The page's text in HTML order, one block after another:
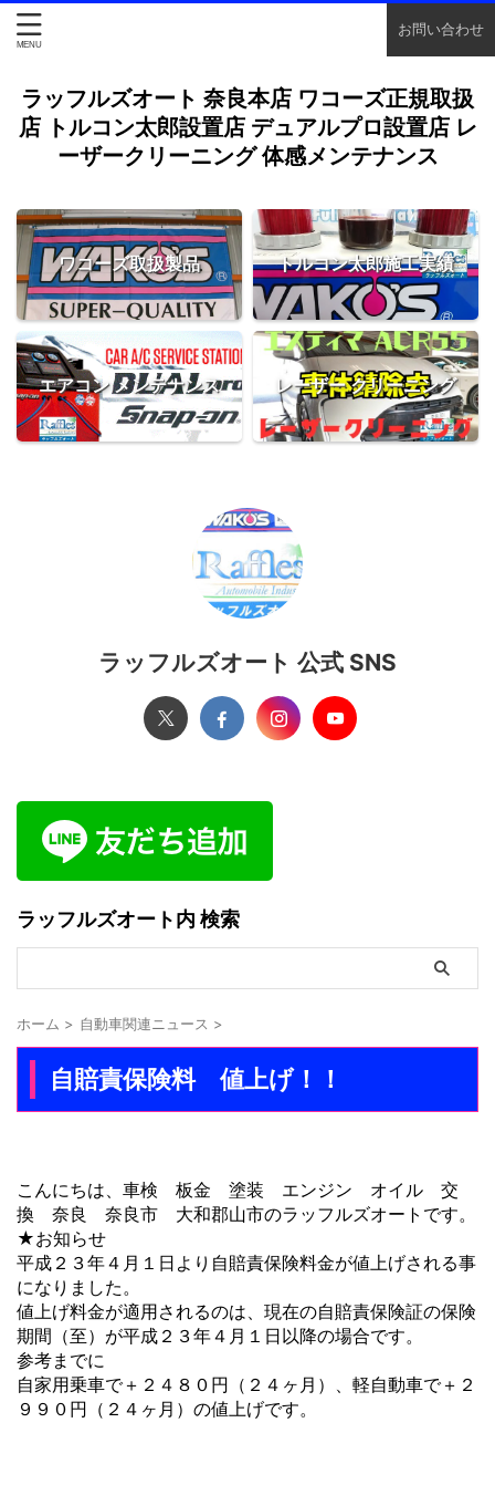
お問い合わせ
ラッフルズオート 奈良本店 ワコーズ正規取扱
店 トルコン太郎設置店 デュアルプロ設置店 レ
ーザークリーニング 体感メンテナンス
ワコーズ取扱製品 トルコン太郎施工実績
エアコン メンテナンス レーザー クリーニング
ラッフルズオート 公式 SNS
ラッフルズオート内 検索
ホーム > 自動車関連ニュース >
自賠責保険料 値上げ！！
こんにちは、車検 板金 塗装 エンジン オイル 交
換 奈良 奈良市 大和郡山市のラッフルズオートです。
★お知らせ
平成２３年４月１日より自賠責保険料金が値上げされる事
になりました。
値上げ料金が適用されるのは、現在の自賠責保険証の保険
期間（至）が平成２３年４月１日以降の場合です。
参考までに
自家用乗車で＋２４８０円（２４ヶ月）、軽自動車で＋２
９９０円（２４ヶ月）の値上げです。